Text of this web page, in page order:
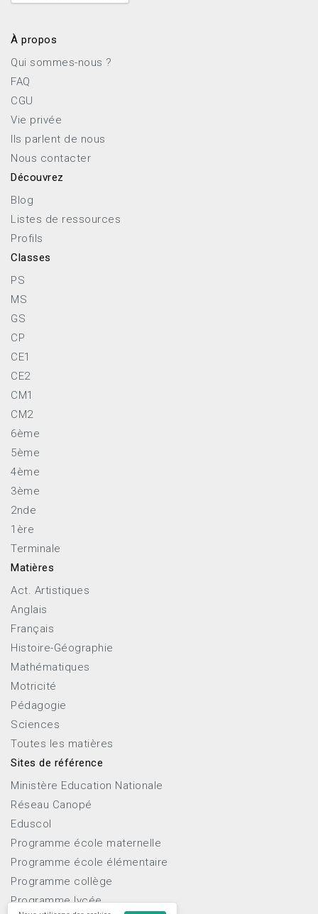
À propos
Qui sommes-nous ?
FAQ
CGU
Vie privée
Ils parlent de nous
Nous contacter
Découvrez
Blog
Listes de ressources
Profils
Classes
PS
MS
GS
CP
CE1
CE2
CM1
CM2
6ème
5ème
4ème
3ème
2nde
1ère
Terminale
Matières
Act. Artistiques
Anglais
Français
Histoire-Géographie
Mathématiques
Motricité
Pédagogie
Sciences
Toutes les matières
Sites de référence
Ministère Education Nationale
Réseau Canopé
Eduscol
Programme école maternelle
Programme école élémentaire
Programme collège
Programme lycée